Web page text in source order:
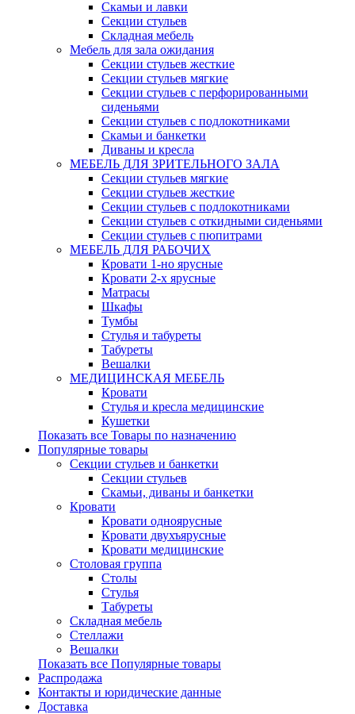
Скамьи и лавки
Секции стульев
Складная мебель
Мебель для зала ожидания
Секции стульев жесткие
Секции стульев мягкие
Секции стульев с перфорированными
сиденьями
Секции стульев с подлокотниками
Скамьи и банкетки
Диваны и кресла
МЕБЕЛЬ ДЛЯ ЗРИТЕЛЬНОГО ЗАЛА
Секции стульев мягкие
Секции стульев жесткие
Секции стульев с подлокотниками
Секции стульев с откидными сиденьями
Секции стульев с пюпитрами
МЕБЕЛЬ ДЛЯ РАБОЧИХ
Кровати 1-но ярусные
Кровати 2-х ярусные
Матрасы
Шкафы
Тумбы
Стулья и табуреты
Табуреты
Вешалки
МЕДИЦИНСКАЯ МЕБЕЛЬ
Кровати
Стулья и кресла медицинские
Кушетки
Показать все Товары по назначению
Популярные товары
Секции стульев и банкетки
Секции стульев
Скамьи, диваны и банкетки
Кровати
Кровати одноярусные
Кровати двухъярусные
Кровати медицинские
Столовая группа
Столы
Стулья
Табуреты
Складная мебель
Стеллажи
Вешалки
Показать все Популярные товары
Распродажа
Контакты и юридические данные
Доставка